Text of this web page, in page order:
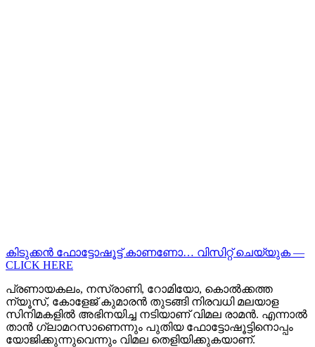
കിടുക്കന്‍ ഫോട്ടോഷൂട്ട്‌ കാണണോ… വിസിറ്റ് ചെയ്യുക —
CLICK HERE
പ്രണായകലം, നസ്രാണി, റോമിയോ, കൊൽക്കത്ത
ന്യൂസ്, കോളേജ് കുമാരൻ തുടങ്ങി നിരവധി മലയാള
സിനിമകളിൽ അഭിനയിച്ച നടിയാണ് വിമല രാമൻ. എന്നാൽ
താൻ ഗ്ലാമറസാണെന്നും പുതിയ ഫോട്ടോഷൂട്ടിനൊപ്പം
യോജിക്കുന്നുവെന്നും വിമല തെളിയിക്കുകയാണ്.